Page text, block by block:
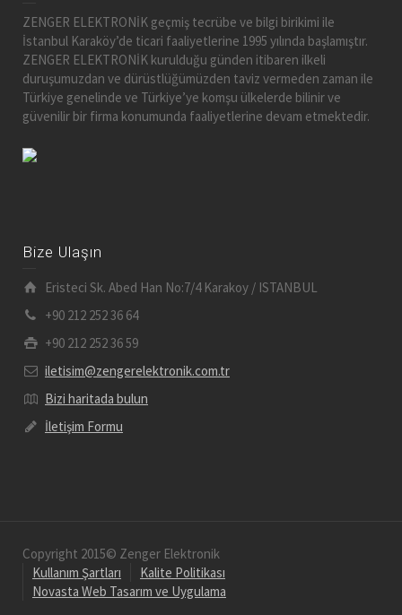
ZENGER ELEKTRONİK geçmiş tecrübe ve bilgi birikimi ile
İstanbul Karaköy’de ticari faaliyetlerine 1995 yılında başlamıştır.
ZENGER ELEKTRONİK kurulduğu günden itibaren ilkeli
duruşumuzdan ve dürüstlüğümüzden taviz vermeden zaman ile
Türkiye genelinde ve Türkiye’ye komşu ülkelerde bilinir ve
güvenilir bir firma konumunda faaliyetlerine devam etmektedir.
Bize Ulaşın
Eristeci Sk. Abed Han No:7/4 Karakoy / ISTANBUL
+90 212 252 36 64
+90 212 252 36 59
iletisim@zengerelektronik.com.tr
Bizi haritada bulun
İletişim Formu
Copyright 2015© Zenger Elektronik
Kullanım Şartları
Kalite Politikası
Novasta Web Tasarım ve Uygulama